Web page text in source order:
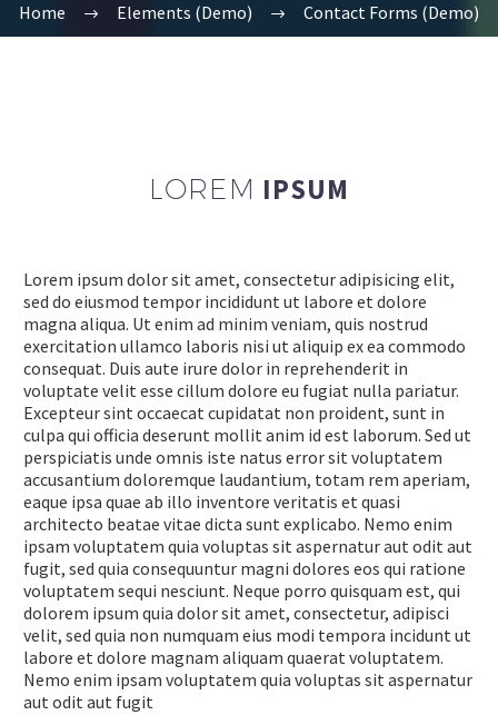
Home Elements (Demo) Contact Forms (Demo)
LOREM IPSUM
Lorem ipsum dolor sit amet, consectetur adipisicing elit,
sed do eiusmod tempor incididunt ut labore et dolore
magna aliqua. Ut enim ad minim veniam, quis nostrud
exercitation ullamco laboris nisi ut aliquip ex ea commodo
consequat. Duis aute irure dolor in reprehenderit in
voluptate velit esse cillum dolore eu fugiat nulla pariatur.
Excepteur sint occaecat cupidatat non proident, sunt in
culpa qui officia deserunt mollit anim id est laborum. Sed ut
perspiciatis unde omnis iste natus error sit voluptatem
accusantium doloremque laudantium, totam rem aperiam,
eaque ipsa quae ab illo inventore veritatis et quasi
architecto beatae vitae dicta sunt explicabo. Nemo enim
ipsam voluptatem quia voluptas sit aspernatur aut odit aut
fugit, sed quia consequuntur magni dolores eos qui ratione
voluptatem sequi nesciunt. Neque porro quisquam est, qui
dolorem ipsum quia dolor sit amet, consectetur, adipisci
velit, sed quia non numquam eius modi tempora incidunt ut
labore et dolore magnam aliquam quaerat voluptatem.
Nemo enim ipsam voluptatem quia voluptas sit aspernatur
aut odit aut fugit